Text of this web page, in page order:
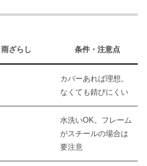
雨ざらし 条件・注意点
カバーあれば理想。
なくても錆びにくい
水洗いOK。フレーム
がスチールの場合は
要注意